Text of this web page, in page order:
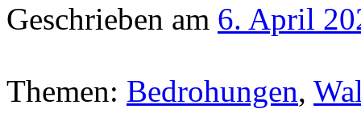
Geschrieben am 6. April
Themen: Bedrohungen,